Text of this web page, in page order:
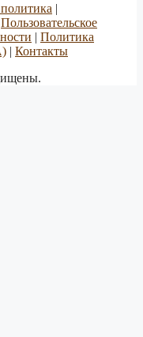
|
Пользовательское
| Политика
| Контакты